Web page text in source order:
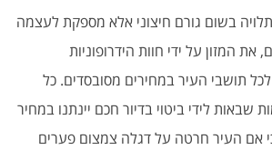
בשום גורם חיצוני אלא מספקת לעצמה
המזון על ידי חוות הידרופוניות
לכל תושבי העיר במחירים מסובסדים. כל
שבאות לידי ביטוי בדיור חכם יינתנו במחיר
אם העיר חרטה על דגלה צמצום פערים